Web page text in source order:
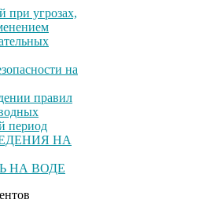
при угрозах,
на
правил
период
НА
НА ВОДЕ